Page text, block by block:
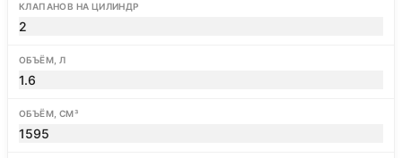
КЛАПАНОВ НА ЦИЛИНДР
2
ОБЪЁМ, Л
1.6
ОБЪЁМ, СМ³
1595